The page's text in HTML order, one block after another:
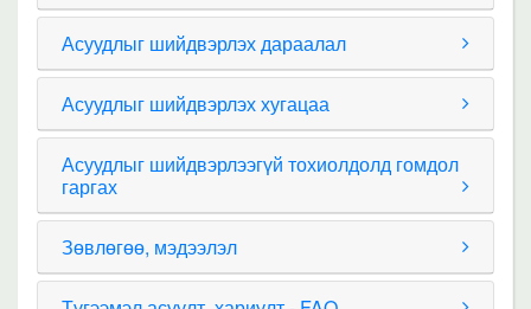
Асуудлыг шийдвэрлэх дараалал
Асуудлыг шийдвэрлэх хугацаа
Асуудлыг шийдвэрлээгүй тохиолдолд гомдол
гаргах
Зөвлөгөө, мэдээлэл